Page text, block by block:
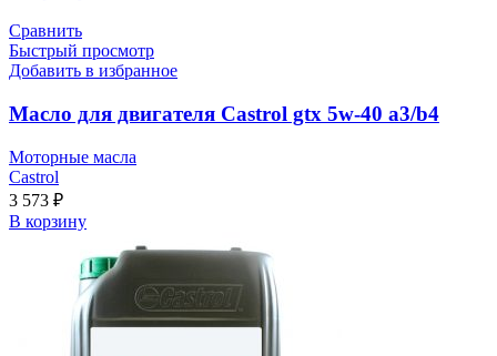
Сравнить
Быстрый просмотр
Добавить в избранное
Масло для двигателя Castrol gtx 5w-40 a3/b4
Моторные масла
Castrol
3 573 ₽
В корзину